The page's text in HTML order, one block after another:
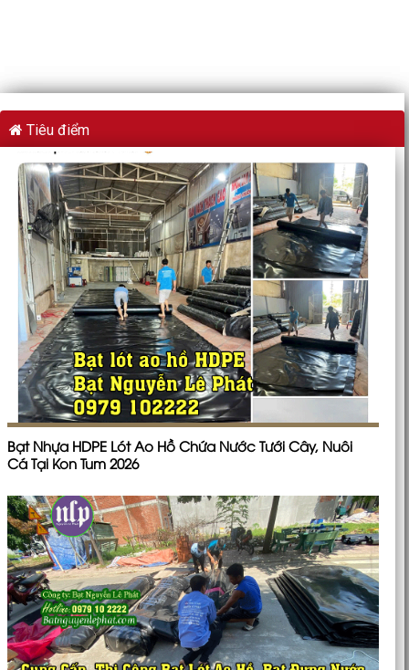
Tiêu điểm
Bạt Nhựa HDPE Lót Ao Hồ Chứa Nước Tưới Cây, Nuôi
Cá Tại Kon Tum 2026